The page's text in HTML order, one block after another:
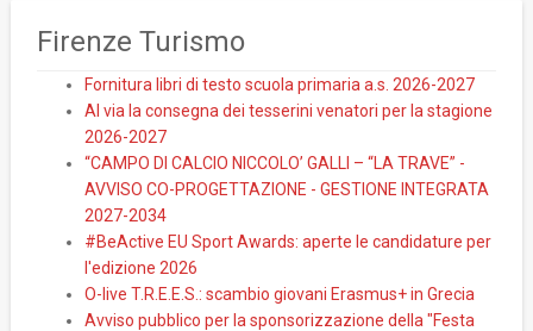
Firenze Turismo
Fornitura libri di testo scuola primaria a.s. 2026-2027
Al via la consegna dei tesserini venatori per la stagione
2026-2027
“CAMPO DI CALCIO NICCOLO’ GALLI – “LA TRAVE” -
AVVISO CO-PROGETTAZIONE - GESTIONE INTEGRATA
2027-2034
#BeActive EU Sport Awards: aperte le candidature per
l'edizione 2026
O-live T.R.E.E.S.: scambio giovani Erasmus+ in Grecia
Avviso pubblico per la sponsorizzazione della "Festa